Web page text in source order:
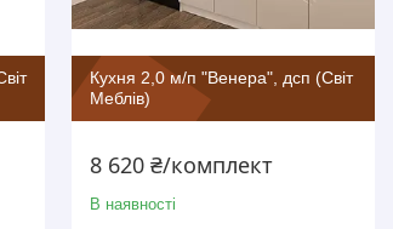
Кухня 2,0 м/п "Венера", дсп (Світ
Меблів)
8 620 ₴/комплект
В наявності